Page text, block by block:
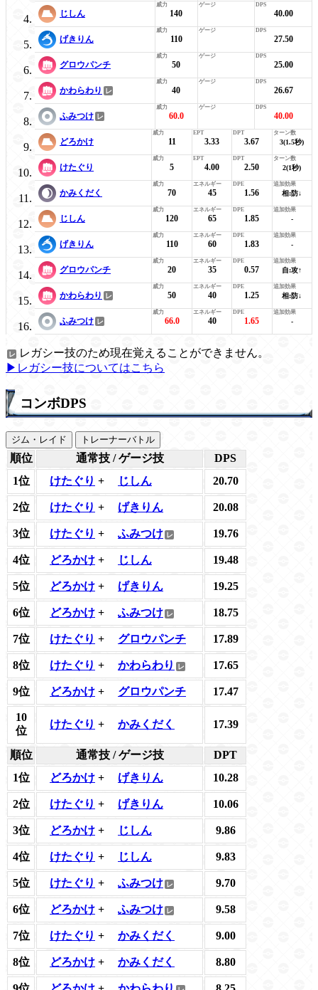
じしん 140 40.00
げきりん 110 27.50
グロウパンチ 50 25.00
かわらわり 40 26.67
ふみつけ 60.0 40.00
どろかけ 11 3.33 3.67 3(1.5秒)
けたぐり 5 4.00 2.50 2(1秒)
かみくだく 70 45 1.56 相:防↓
じしん 120 65 1.85 -
げきりん 110 60 1.83 -
グロウパンチ 20 35 0.57 自:攻↑
かわらわり 50 40 1.25 相:防↓
ふみつけ 66.0 40 1.65 -
レガシー技のため現在覚えることができません。
▶レガシー技についてはこちら
コンボDPS
ジム・レイド トレーナーバトル
順位 通常技 / ゲージ技
DPS
1位
けたぐり + じしん 20.70
2位 けたぐり + げきりん 20.08
3位 けたぐり + ふみつけ 19.76
4位 どろかけ + じしん 19.48
5位 どろかけ + げきりん 19.25
6位 どろかけ + ふみつけ 18.75
7位 けたぐり + グロウパンチ 17.89
8位 けたぐり + かわらわり 17.65
9位 どろかけ + グロウパンチ 17.47
10
位
けたぐり + かみくだく 17.39
順位 通常技 / ゲージ技
DPT
1位
どろかけ + げきりん 10.28
2位 けたぐり + げきりん 10.06
3位 どろかけ + じしん 9.86
4位 けたぐり + じしん 9.83
5位 けたぐり + ふみつけ 9.70
6位 どろかけ + ふみつけ 9.58
7位 けたぐり + かみくだく 9.00
8位 どろかけ + かみくだく 8.80